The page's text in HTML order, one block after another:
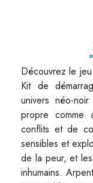
Découvrez le
Kit de
univers néo-
propre comme
conflits et de
sensibles et
de la peur, et
inhumains.